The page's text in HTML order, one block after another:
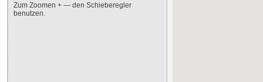
Zum Zoomen + — den Schieberegler
benutzen.